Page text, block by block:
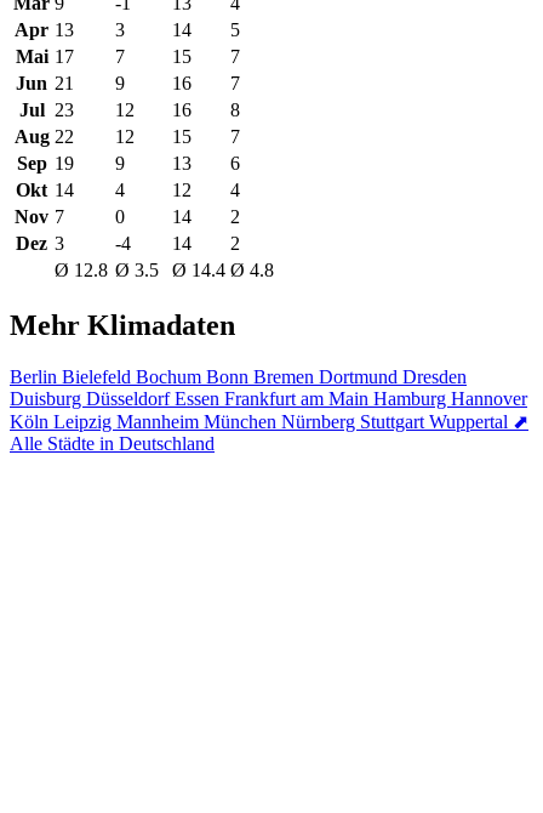
Apr 13 3 14
5
Mai 17 7 15
7
Jun 21 9 16
7
Jul 23 12 16
8
Aug 22 12 15
7
Sep 19 9 13
6
Okt 14 4 12
4
Nov 7 0 14
2
Dez 3 -4 14
2
Ø 12.8 Ø 3.5 Ø 14.4 Ø 4.8
Mehr Klimadaten
Berlin Bielefeld Bochum Bonn Bremen Dortmund Dresden
Duisburg DüsseldorfEssen Frankfurt am Main Hamburg Hannover
Köln Leipzig Mannheim München Nürnberg Stuttgart Wuppertal ⬈
Alle Städte in Deutschland